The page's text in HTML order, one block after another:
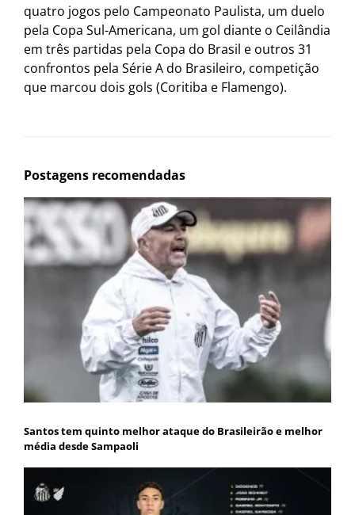
quatro jogos pelo Campeonato Paulista, um duelo
pela Copa Sul-Americana, um gol diante o Ceilândia
em três partidas pela Copa do Brasil e outros 31
confrontos pela Série A do Brasileiro, competição
que marcou dois gols (Coritiba e Flamengo).
Postagens recomendadas
Santos tem quinto melhor ataque do Brasileirão e melhor
média desde Sampaoli